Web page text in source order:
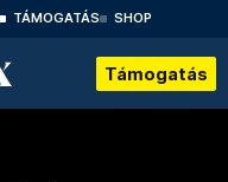
TÁMOGATÁS SHOP
Támogatás